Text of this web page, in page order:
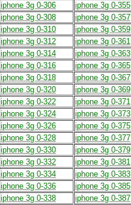
iphone 3g 0-306 iphone 3g 0-355
iphone 3g 0-308 iphone 3g 0-357
iphone 3g 0-310 iphone 3g 0-359
iphone 3g 0-312 iphone 3g 0-361
iphone 3g 0-314 iphone 3g 0-363
iphone 3g 0-316 iphone 3g 0-365
iphone 3g 0-318 iphone 3g 0-367
iphone 3g 0-320 iphone 3g 0-369
iphone 3g 0-322 iphone 3g 0-371
iphone 3g 0-324 iphone 3g 0-373
iphone 3g 0-326 iphone 3g 0-375
iphone 3g 0-328 iphone 3g 0-377
iphone 3g 0-330 iphone 3g 0-379
iphone 3g 0-332 iphone 3g 0-381
iphone 3g 0-334 iphone 3g 0-383
iphone 3g 0-336 iphone 3g 0-385
iphone 3g 0-338 iphone 3g 0-387